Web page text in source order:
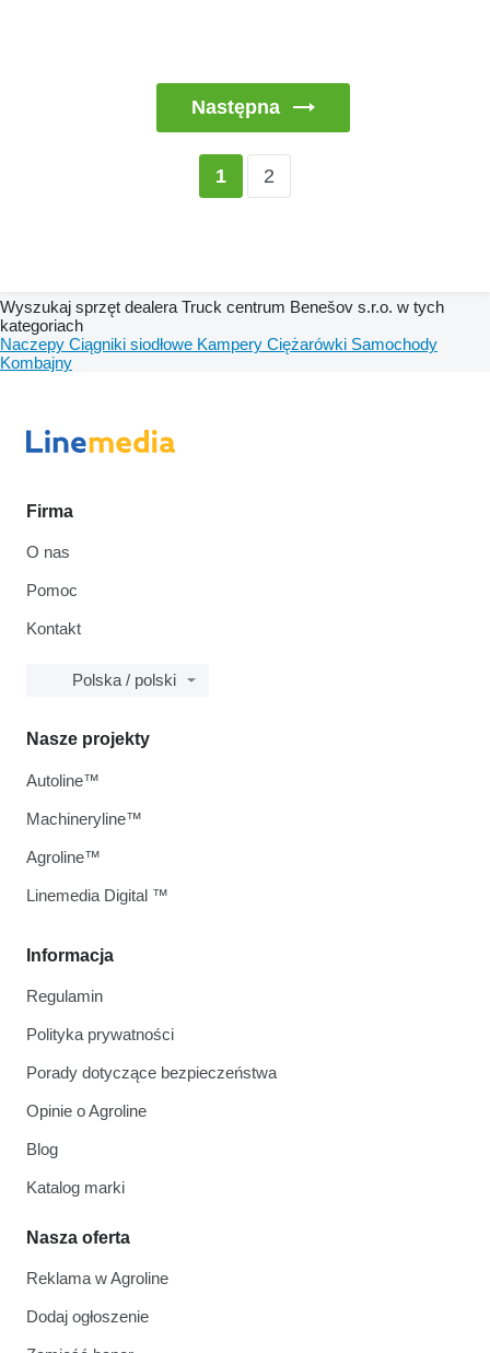
Następna
1 2
Wyszukaj sprzęt dealera Truck centrum Benešov s.r.o. w tych
kategoriach
Naczepy Ciągniki siodłowe Kampery Ciężarówki Samochody
Kombajny
Firma
O nas
Pomoc
Kontakt
Polska / polski
Informacja
Regulamin
Polityka prywatności
Porady dotyczące bezpieczeństwa
Opinie o Agroline
Blog
Katalog marki
Nasza oferta
Reklama w Agroline
Dodaj ogłoszenie
Nasze projekty
Autoline™
Machineryline™
Agroline™
Linemedia Digital ™